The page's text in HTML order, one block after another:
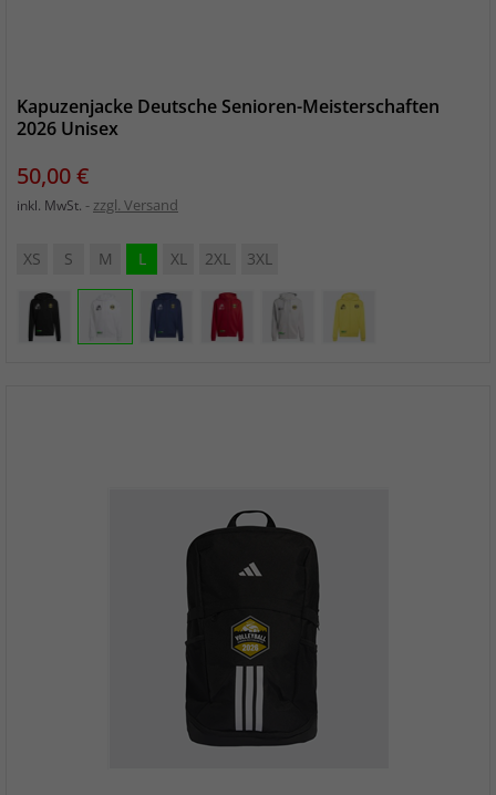
Kapuzenjacke Deutsche Senioren-Meisterschaften
2026 Unisex
Preis
50,00 €
inkl. MwSt. zzgl. Versand
XS S M L XL 2XL 3XL